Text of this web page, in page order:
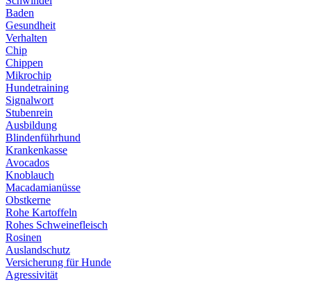
Baden
Gesundheit
Verhalten
Chip
Chippen
Mikrochip
Hundetraining
Signalwort
Stubenrein
Ausbildung
Blindenführhund
Krankenkasse
Avocados
Knoblauch
Macadamianüsse
Obstkerne
Rohe Kartoffeln
Rohes Schweinefleisch
Rosinen
Auslandschutz
Versicherung für Hunde
Agressivität